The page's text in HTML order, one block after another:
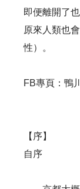
即便離開了
原來人類也
性）。
FB專頁：鴨
【序】
自序